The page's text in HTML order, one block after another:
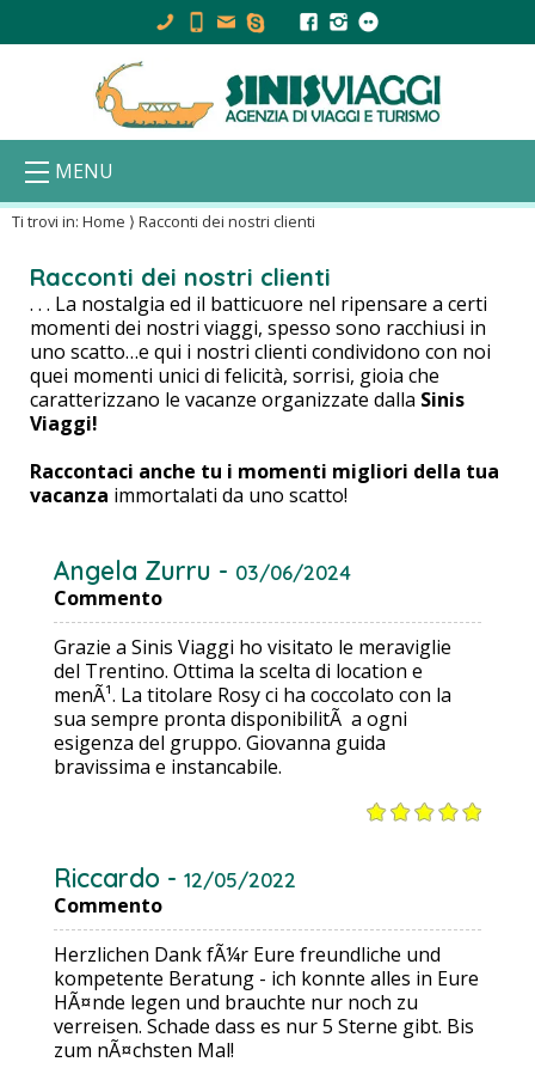
MENU
Ti trovi in: Home ⟩ Racconti dei nostri clienti
Racconti dei nostri clienti
. . . La nostalgia ed il batticuore nel ripensare a certi
momenti dei nostri viaggi, spesso sono racchiusi in
uno scatto…e qui i nostri clienti condividono con noi
quei momenti unici di felicità, sorrisi, gioia che
caratterizzano le vacanze organizzate dalla Sinis
Viaggi!
Raccontaci anche tu i momenti migliori della tua
vacanza immortalati da uno scatto!
Angela Zurru - 03/06/2024
Commento
Grazie a Sinis Viaggi ho visitato le meraviglie
del Trentino. Ottima la scelta di location e
menÃ¹. La titolare Rosy ci ha coccolato con la
sua sempre pronta disponibilitÃ a ogni
esigenza del gruppo. Giovanna guida
bravissima e instancabile.
Riccardo - 12/05/2022
Commento
Herzlichen Dank fÃ¼r Eure freundliche und
kompetente Beratung - ich konnte alles in Eure
HÃ¤nde legen und brauchte nur noch zu
verreisen. Schade dass es nur 5 Sterne gibt. Bis
zum nÃ¤chsten Mal!